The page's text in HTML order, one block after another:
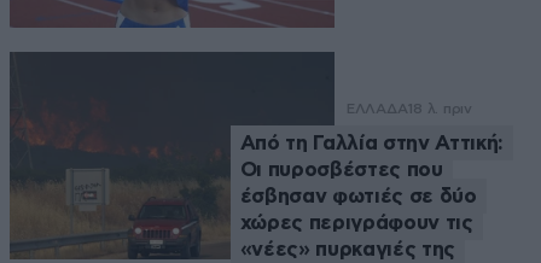
ΕΛΛΑΔΑ 18 λ. πριν
Από τη Γαλλία στην Αττική:
Οι πυροσβέστες που
έσβησαν φωτιές σε δύο
χώρες περιγράφουν τις
«νέες» πυρκαγιές της